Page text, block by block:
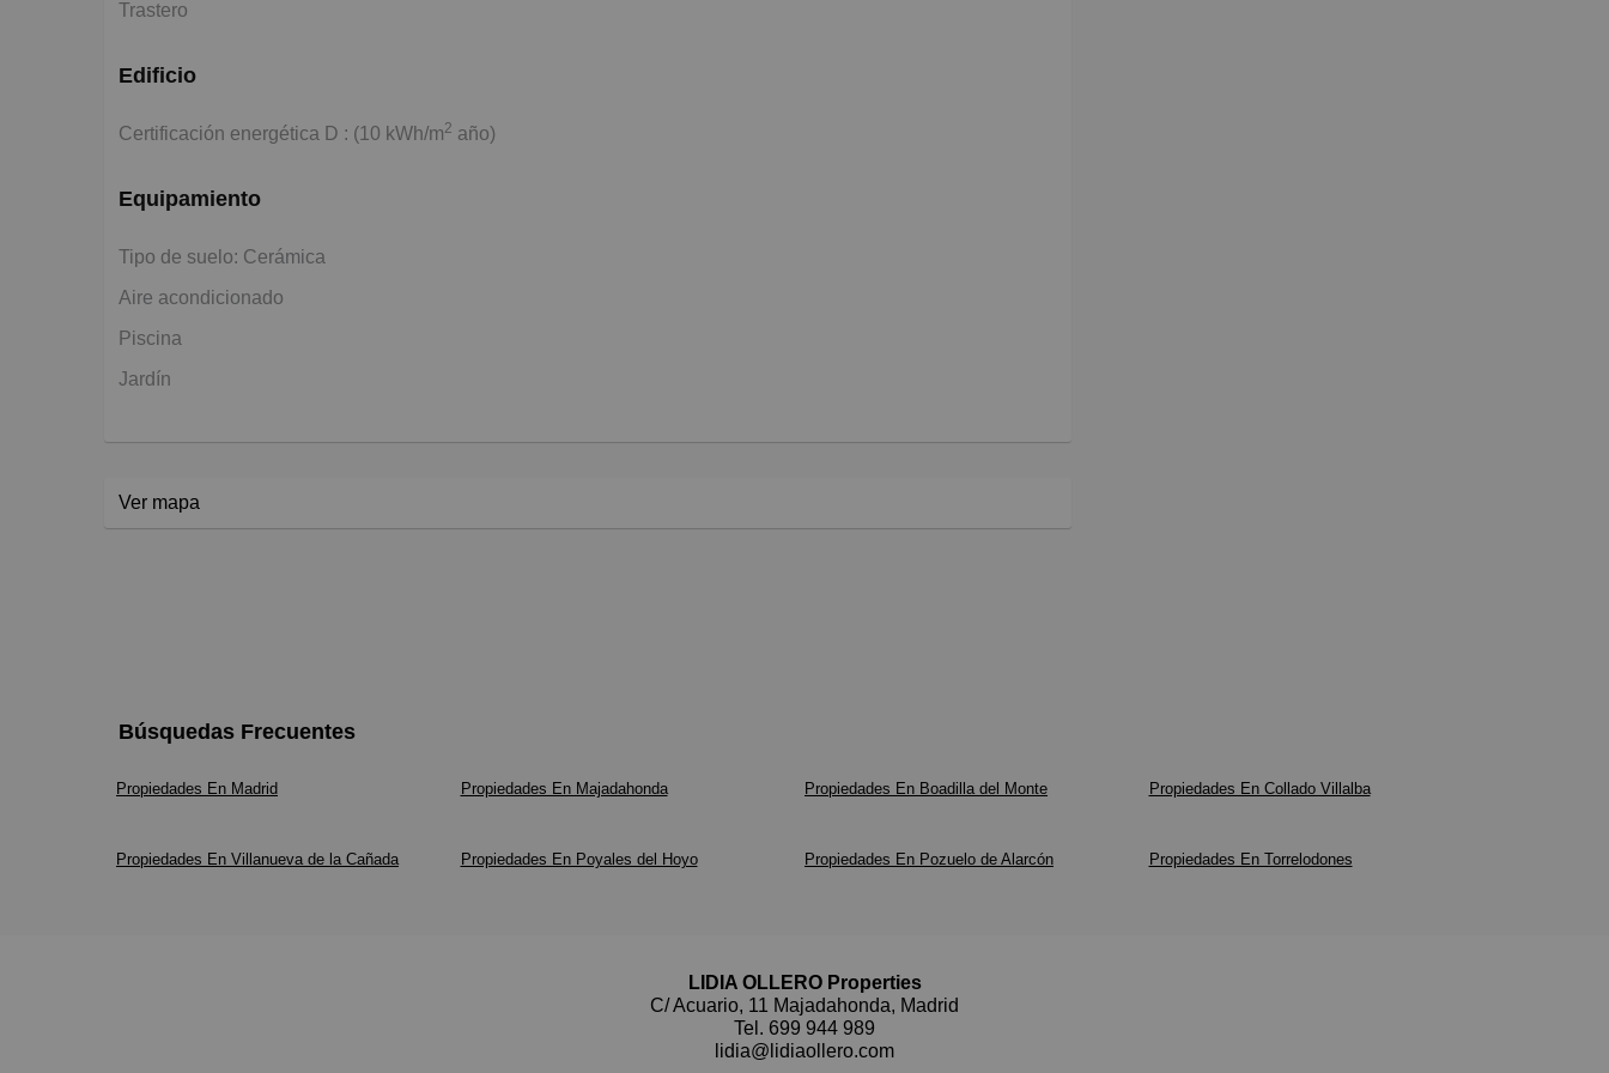
Trastero
Edificio
Certificación energética D : (10 kWh/m2 año)
Equipamiento
Tipo de suelo: Cerámica
Aire acondicionado
Piscina
Jardín
Ver mapa
Búsquedas Frecuentes
Propiedades En Madrid Propiedades En Majadahonda Propiedades En Boadilla del Monte Propiedades En Collado Villalba
Propiedades En Villanueva de la Cañada Propiedades En Poyales del Hoyo Propiedades En Pozuelo de Alarcón Propiedades En Torrelodones
LIDIA OLLERO Properties
C/ Acuario, 11 Majadahonda, Madrid
Tel. 699 944 989
lidia@lidiaollero.com